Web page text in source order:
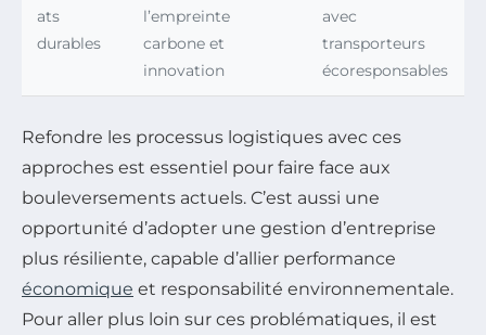
ats
durables
l’empreinte
carbone et
innovation
avec
transporteurs
écoresponsables
Refondre les processus logistiques avec ces
approches est essentiel pour faire face aux
bouleversements actuels. C’est aussi une
opportunité d’adopter une gestion d’entreprise
plus résiliente, capable d’allier performance
économique et responsabilité environnementale.
Pour aller plus loin sur ces problématiques, il est